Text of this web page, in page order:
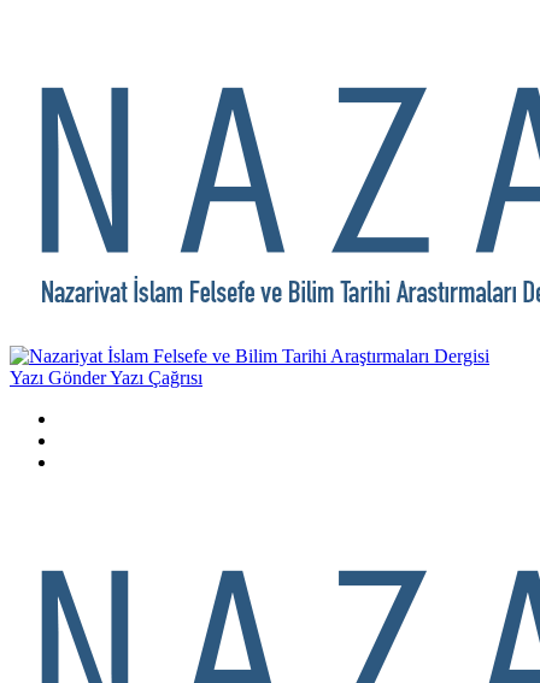
Yazı GönderYazı Çağrısı